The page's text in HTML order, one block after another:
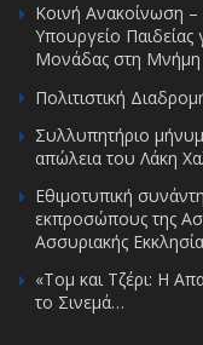
Κοινή Ανακοίνωση –
Υπουργείο
Μονάδας στη
Πολιτιστική
Συλλυπητήριο
απώλεια του Λάκη
Εθιμοτυπική
εκπροσώπους της
Ασσυριακής
«Τομ και Τζέρι: Η
το Σινεμά…